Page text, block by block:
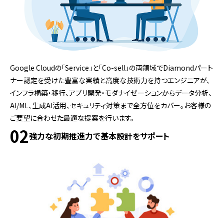
Google Cloudの「Service」と「Co-sell」の両領域でDiamondパート
ナー認定を受けた豊富な実績と高度な技術力を持つエンジニアが、
インフラ構築・移行、アプリ開発・モダナイゼーションからデータ分析、
AI/ML、生成AI活用、セキュリティ対策まで全方位をカバー。お客様の
ご要望に合わせた最適な提案を行います。
02強力な初期推進力で基本設計をサポート